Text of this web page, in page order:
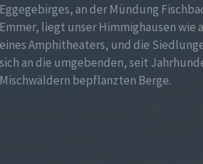
Eggegebirges, an der Mündung
Emmer, liegt unser Himmighausen wie
eines Amphitheaters, und die
sich an die umgebenden, seit
Mischwäldern bepflanzten Berge.